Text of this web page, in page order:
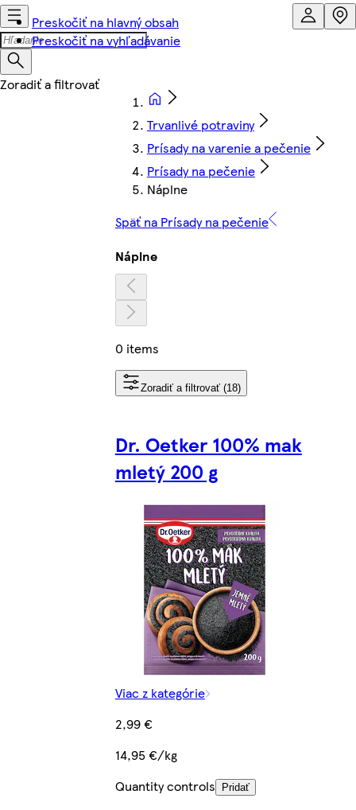
Preskočiť na hlavný obsah
Preskočiť na vyhľadávanie
Trvanlivé potraviny
Prísady na varenie a pečenie
Prísady na pečenie
Náplne
Späť na Prísady na pečenie
Náplne
0 items
Zoradiť a filtrovať (18)
Dr. Oetker 100% mak
mletý 200 g
Viac z kategórie
2,99 €
14,95 €/kg
Quantity controls
Pridať